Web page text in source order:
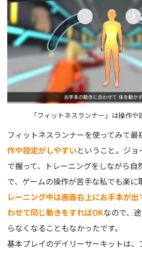
「フィットネスランナー」は操作
フィットネスランナーを使ってみて最
作や設定がしやすいということ。ジ
で握って、トレーニングをしながら自
で、ゲームの操作が苦手な私でも楽に
レーニング中は画面右上にお手本が出
わせて同じ動きをすればOKなので、
らなくなることもなかったです。
基本プレイのデイリーサーキットは、